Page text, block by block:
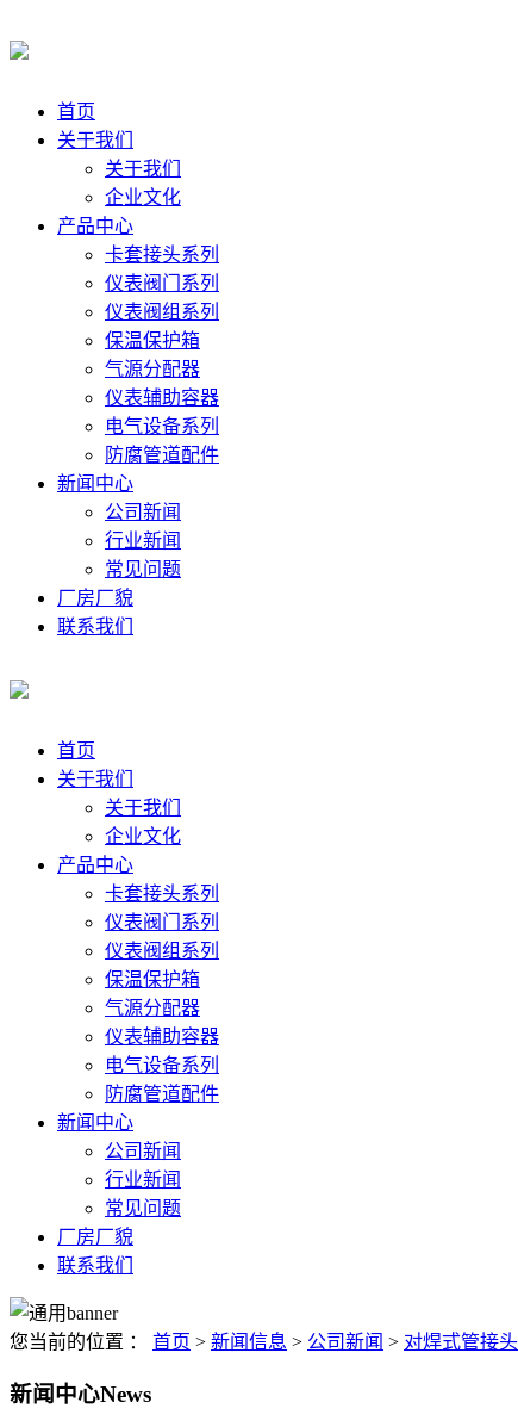
首页
关于我们
关于我们
企业文化
产品中心
卡套接头系列
仪表阀门系列
仪表阀组系列
保温保护箱
气源分配器
仪表辅助容器
电气设备系列
防腐管道配件
新闻中心
公司新闻
行业新闻
常见问题
厂房厂貌
联系我们
首页
关于我们
关于我们
企业文化
产品中心
卡套接头系列
仪表阀门系列
仪表阀组系列
保温保护箱
气源分配器
仪表辅助容器
电气设备系列
防腐管道配件
新闻中心
公司新闻
行业新闻
常见问题
厂房厂貌
联系我们
您当前的位置 ： 首页 > 新闻信息 > 公司新闻 > 对焊式管接
新闻中心News